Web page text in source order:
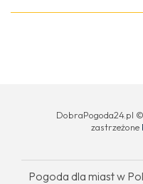
DobraPogoda24.pl
zastrzeżone
Pogoda dla miast w